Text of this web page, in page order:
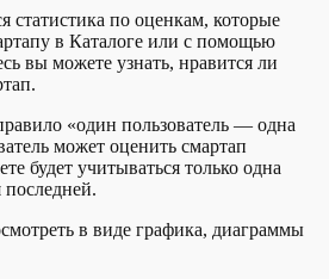
статистика по оценкам, которые
в Каталоге или с помощью
вы можете узнать, нравится ли
«один пользователь — одна
может оценить смартап
будет учитываться только одна
в виде графика, диаграммы